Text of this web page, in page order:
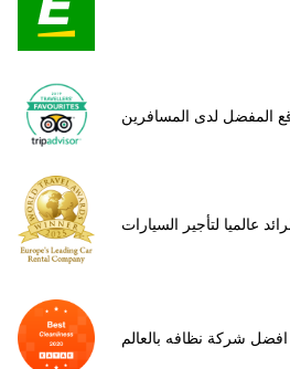
المفضل لدى المسافرين
عالميا لتأجير السيارات
شركة نظافه بالعالم